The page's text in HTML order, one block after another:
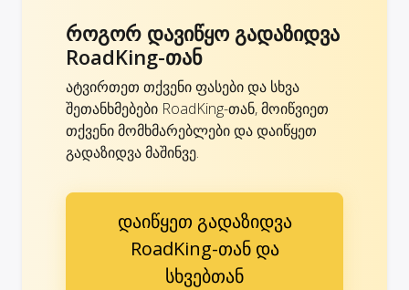
როგორ დავიწყო გადაზიდვა
RoadKing-თან
ატვირთეთ თქვენი ფასები და სხვა
შეთანხმებები RoadKing-თან, მოიწვიეთ
თქვენი მომხმარებლები და დაიწყეთ
გადაზიდვა მაშინვე.
დაიწყეთ გადაზიდვა
RoadKing-თან და
სხვებთან